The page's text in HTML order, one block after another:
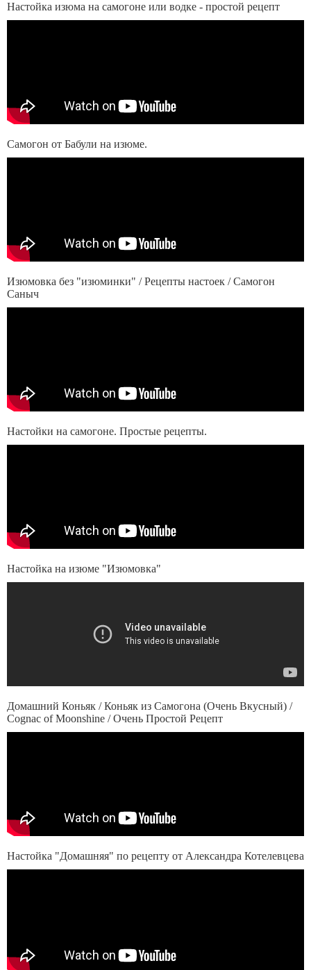
Настойка изюма на самогоне или водке - простой рецепт
Самогон от Бабули на изюме.
Изюмовка без "изюминки" / Рецепты настоек / Самогон
Саныч
Настойки на самогоне. Простые рецепты.
Настойка на изюме "Изюмовка"
Домашний Коньяк / Коньяк из Самогона (Очень Вкусный) /
Cognac of Moonshine / Очень Простой Рецепт
Настойка "Домашняя" по рецепту от Александра Котелевцева